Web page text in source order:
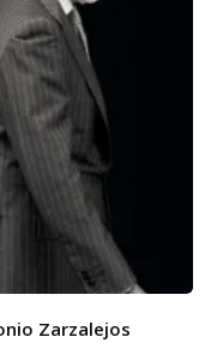
Zarzalejos